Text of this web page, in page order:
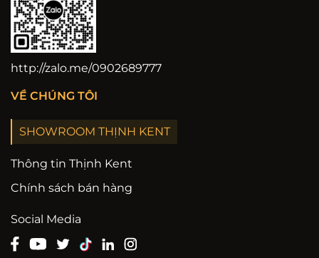
http://zalo.me/0902689777
VỀ CHÚNG TÔI
SHOWROOM THỊNH KENT
Thông tin Thịnh Kent
Chính sách bán hàng
Social Media